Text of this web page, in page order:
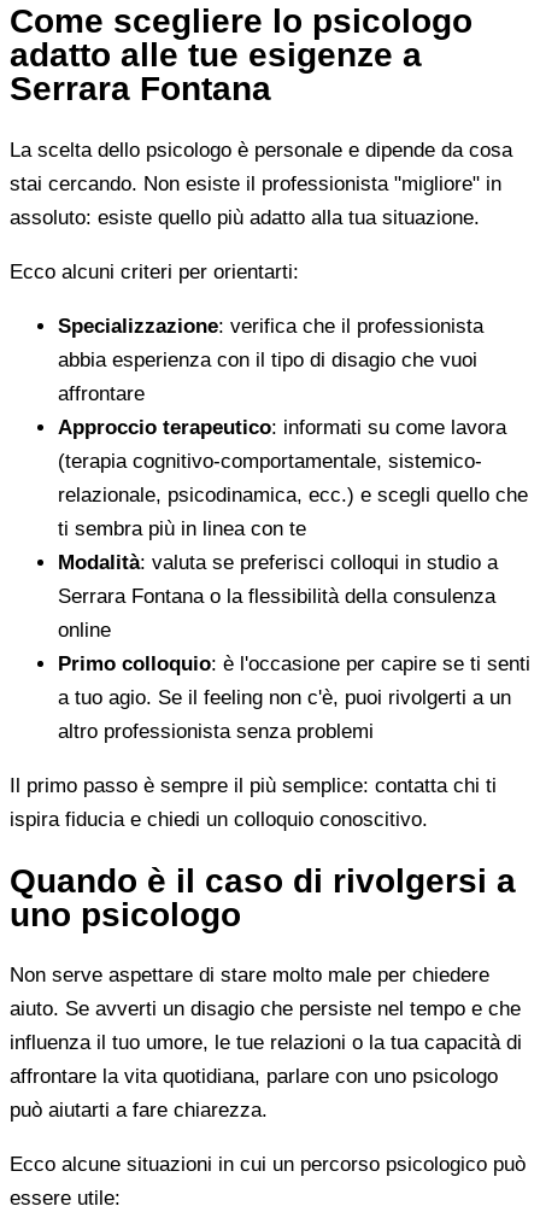
Come scegliere lo psicologo
adatto alle tue esigenze a
Serrara Fontana
La scelta dello psicologo è personale e dipende da cosa
stai cercando. Non esiste il professionista "migliore" in
assoluto: esiste quello più adatto alla tua situazione.
Ecco alcuni criteri per orientarti:
Specializzazione: verifica che il professionista
abbia esperienza con il tipo di disagio che vuoi
affrontare
Approccio terapeutico: informati su come lavora
(terapia cognitivo-comportamentale, sistemico-
relazionale, psicodinamica, ecc.) e scegli quello che
ti sembra più in linea con te
Modalità: valuta se preferisci colloqui in studio a
Serrara Fontana o la flessibilità della consulenza
online
Primo colloquio: è l'occasione per capire se ti senti
a tuo agio. Se il feeling non c'è, puoi rivolgerti a un
altro professionista senza problemi
Il primo passo è sempre il più semplice: contatta chi ti
ispira fiducia e chiedi un colloquio conoscitivo.
Quando è il caso di rivolgersi a
uno psicologo
Non serve aspettare di stare molto male per chiedere
aiuto. Se avverti un disagio che persiste nel tempo e che
influenza il tuo umore, le tue relazioni o la tua capacità di
affrontare la vita quotidiana, parlare con uno psicologo
può aiutarti a fare chiarezza.
Ecco alcune situazioni in cui un percorso psicologico può
essere utile: